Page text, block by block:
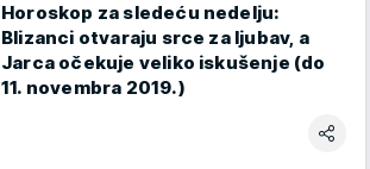
Horoskop za sledeću nedelju:
Blizanci otvaraju srce za ljubav, a
Jarca očekuje veliko iskušenje (do
11. novembra 2019.)